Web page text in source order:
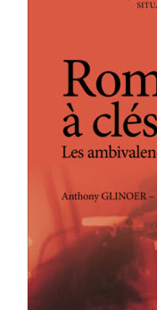
Panier WooCommerce